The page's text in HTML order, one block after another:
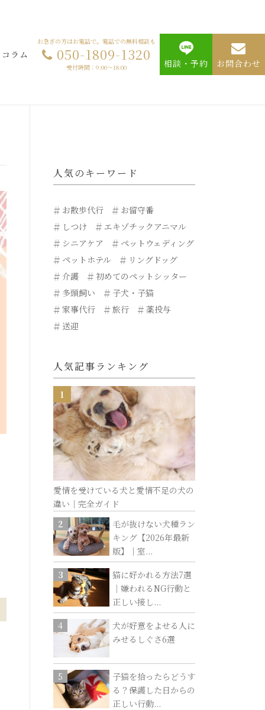
コラム
お急ぎの方はお電話で。電話での無料相談も
050-1809-1320
受付時間：9:00～18:00 相談・予約 お問合わせ
人気のキーワード
お散歩代行
お留守番
しつけ
エキゾチックアニマル
シニアケア
ペットウェディング
ペットホテル
リングドッグ
介護
初めてのペットシッター
多頭飼い
子犬・子猫
家事代行
旅行
薬投与
送迎
人気記事ランキング
愛情を受けている犬と愛情不足の犬の
違い｜完全ガイド
毛が抜けない犬種ラン
キング【2026年最新
版】｜室...
猫に好かれる方法7選
｜嫌われるNG行動と
正しい接し...
犬が好意をよせる人に
みせるしぐさ6選
子猫を拾ったらどうす
る？保護した日からの
正しい行動...